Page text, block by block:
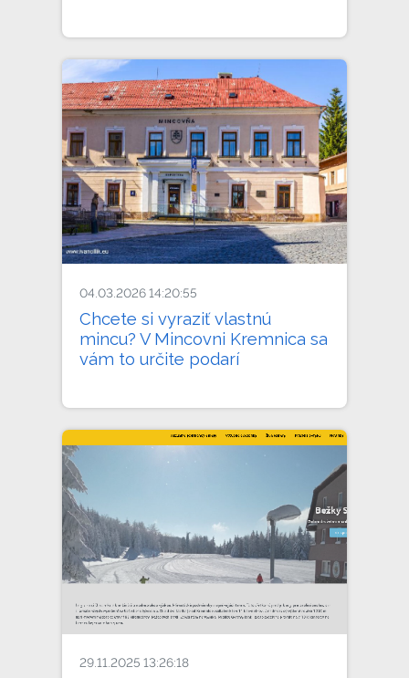
04.03.2026 14:20:55
Chcete si vyraziť vlastnú
mincu? V Mincovni Kremnica sa
vám to určite podarí
29.11.2025 13:26:18